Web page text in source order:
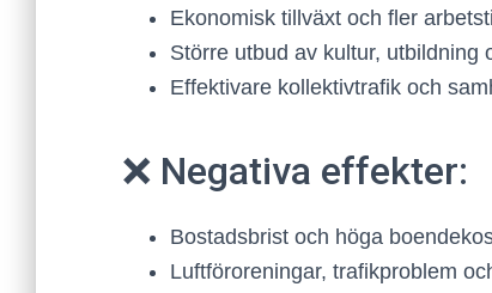
Ekonomisk tillväxt och fler
Större utbud av kultur, utbildning
Effektivare kollektivtrafik och
❌ Negativa effekter:
Bostadsbrist och höga
Luftföroreningar, trafikproblem